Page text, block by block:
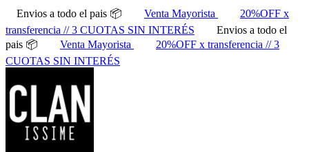
Envios a todo el pais 📦 Venta Mayorista
20%OFF x
transferencia // 3 CUOTAS SIN INTERÉS
Envios a todo el
pais 📦
Venta Mayorista
20%OFF x transferencia // 3
CUOTAS SIN INTERÉS